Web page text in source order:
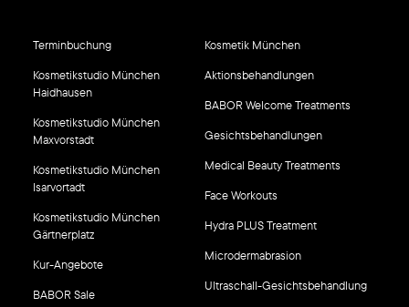
Terminbuchung
Kosmetikstudio München
Haidhausen
Kosmetikstudio München
Maxvorstadt
Kosmetikstudio München
Isarvortadt
Kosmetikstudio München
Gärtnerplatz
Kur-Angebote
BABOR Sale
Kosmetik München
Aktionsbehandlungen
BABOR Welcome Treatments
Gesichtsbehandlungen
Medical Beauty Treatments
Face Workouts
Hydra PLUS Treatment
Microdermabrasion
Ultraschall-Gesichtsbehandlung